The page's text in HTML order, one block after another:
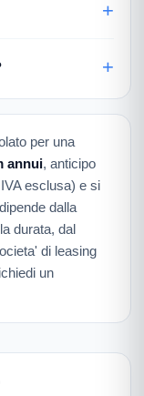
per una
annui, anticipo
esclusa) e si
dalla
durata, dal
di leasing
un